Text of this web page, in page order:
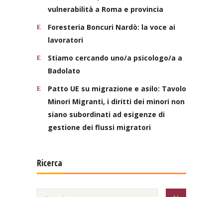
vulnerabilità a Roma e provincia
Foresteria Boncuri Nardò: la voce ai
lavoratori
Stiamo cercando uno/a psicologo/a a
Badolato
Patto UE su migrazione e asilo: Tavolo
Minori Migranti, i diritti dei minori non
siano subordinati ad esigenze di
gestione dei flussi migratori
Ricerca